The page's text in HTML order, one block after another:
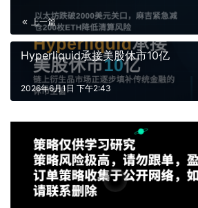
上一篇
Hyperliquid承接美股休市10亿
2026年6月1日 下午2:43